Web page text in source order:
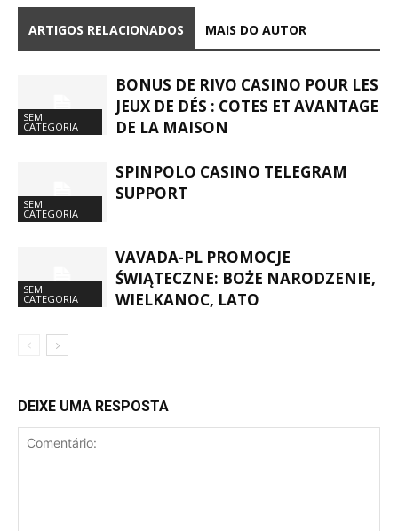
ARTIGOS RELACIONADOS MAIS DO AUTOR
SEM
CATEGORIA
BONUS DE RIVO CASINO POUR LES
JEUX DE DÉS : COTES ET AVANTAGE
DE LA MAISON
SEM
CATEGORIA
SPINPOLO CASINO TELEGRAM
SUPPORT
SEM
CATEGORIA
VAVADA-PL PROMOCJE
ŚWIĄTECZNE: BOŻE NARODZENIE,
WIELKANOC, LATO
DEIXE UMA RESPOSTA